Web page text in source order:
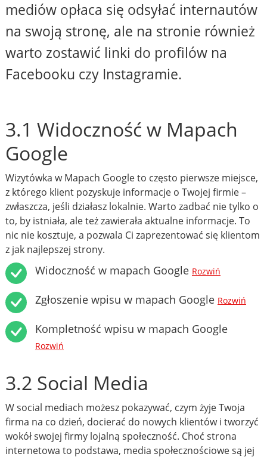
mediów opłaca się odsyłać internautów
na swoją stronę, ale na stronie również
warto zostawić linki do profilów na
Facebooku czy Instagramie.
3.1 Widoczność w Mapach
Google
Wizytówka w Mapach Google to często pierwsze miejsce,
z którego klient pozyskuje informacje o Twojej firmie –
zwłaszcza, jeśli działasz lokalnie. Warto zadbać nie tylko o
to, by istniała, ale też zawierała aktualne informacje. To
nic nie kosztuje, a pozwala Ci zaprezentować się klientom
z jak najlepszej strony.
Widoczność w mapach Google Rozwiń
Zgłoszenie wpisu w mapach Google Rozwiń
Kompletność wpisu w mapach Google
Rozwiń
3.2 Social Media
W social mediach możesz pokazywać, czym żyje Twoja
firma na co dzień, docierać do nowych klientów i tworzyć
wokół swojej firmy lojalną społeczność. Choć strona
internetowa to podstawa, media społecznościowe są jej